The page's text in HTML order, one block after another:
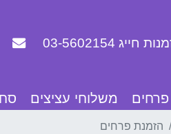
חייג 03-5602154
משלוחי עציצים
הזמנת פרחים